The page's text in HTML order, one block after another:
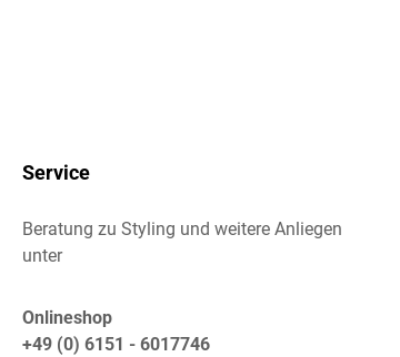
Service
Beratung zu Styling und weitere Anliegen
unter
Onlineshop
+49 (0) 6151 - 6017746